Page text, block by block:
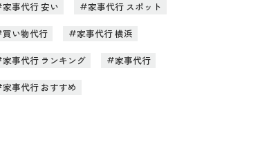
家事代行 安い 家事代行 スポット
買い物代行 家事代行 横浜
家事代行 ランキング 家事代行
家事代行 おすすめ